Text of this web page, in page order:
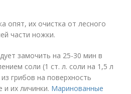
опят, их очистка от лесного
части ножки.
замочить на 25-30 мин в
соли (1 ст. л. соли на 1,5 л
грибов на поверхность
и их личинки. Маринованные